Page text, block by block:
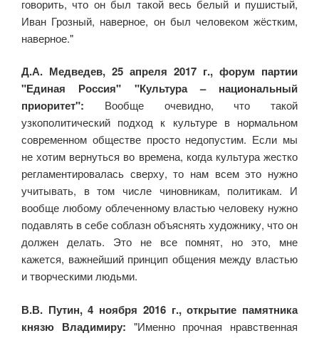
говорить, что он был такой весь белый и пушистый,
Иван Грозный, наверное, он был человеком жёстким,
наверное."
Д.А. Медведев, 25 апреля 2017 г., форум партии
"Единая Россия" "Культура – национальный
приоритет": Вообще очевидно, что такой
узкополитический подход к культуре в нормальном
современном обществе просто недопустим. Если мы
не хотим вернуться во времена, когда культура жестко
регламентировалась сверху, то нам всем это нужно
учитывать, в том числе чиновникам, политикам. И
вообще любому облеченному властью человеку нужно
подавлять в себе соблазн объяснять художнику, что он
должен делать. Это не все помнят, но это, мне
кажется, важнейший принцип общения между властью
и творческими людьми.
В.В. Путин, 4 ноября 2016 г., открытие памятника
князю Владимиру: "Именно прочная нравственная